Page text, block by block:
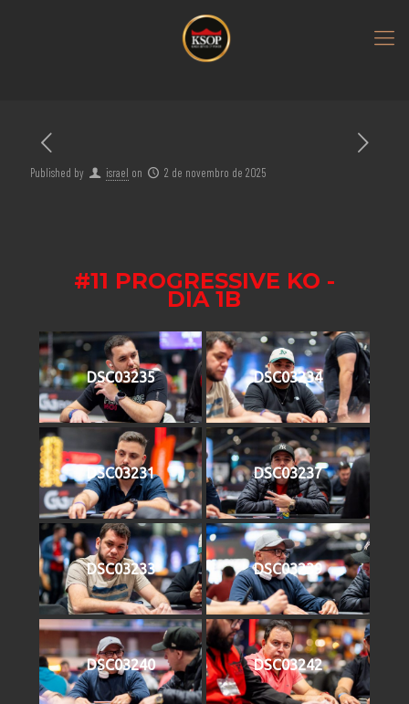
Published by israel on 2 de novembro de 2025
#11 PROGRESSIVE KO -
DIA 1B
DSC03235 DSC03234
DSC03231 DSC03237
DSC03233 DSC03239
DSC03240 DSC03242